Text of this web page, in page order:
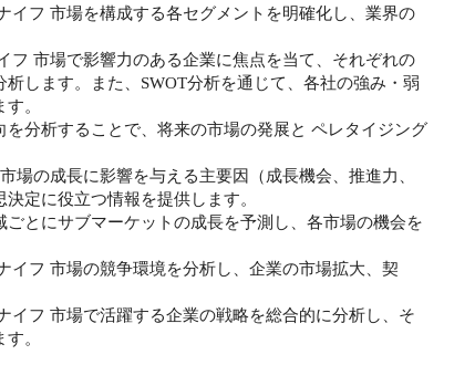
フ 市場を構成する各セグメントを明確化し、業界の
市場で影響力のある企業に焦点を当て、それぞれの
します。また、SWOT分析を通じて、各社の強み・弱
。
分析することで、将来の市場の発展と ペレタイジング
の成長に影響を与える主要因（成長機会、推進力、
定に役立つ情報を提供します。
とにサブマーケットの成長を予測し、各市場の機会を
フ 市場の競争環境を分析し、企業の市場拡大、契
フ 市場で活躍する企業の戦略を総合的に分析し、そ
。